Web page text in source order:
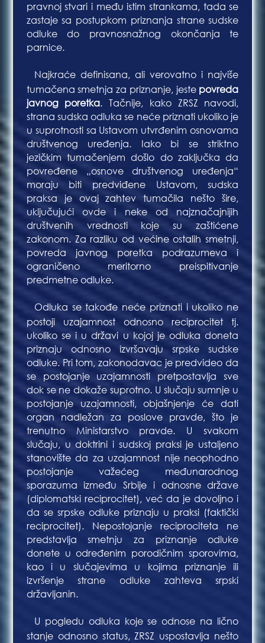
pravnoj stvari i među istim strankama, tada se
zastaje sa postupkom priznanja strane sudske
odluke do pravnosnažnog okončanja te
parnice.
Najkraće definisana, ali verovatno i najviše
tumačena smetnja za priznanje, jeste povreda
javnog poretka. Tačnije, kako ZRSZ navodi,
strana sudska odluka se neće priznati ukoliko je
u suprotnosti sa Ustavom utvrđenim osnovama
društvenog uređenja. Iako bi se striktno
jezičkim tumačenjem došlo do zaključka da
povređene „osnove društvenog uređenja“
moraju biti predviđene Ustavom, sudska
praksa je ovaj zahtev tumačila nešto šire,
uključujući ovde i neke od najznačajnijih
društvenih vrednosti koje su zaštićene
zakonom. Za razliku od većine ostalih smetnji,
povreda javnog poretka podrazumeva i
ograničeno meritorno preispitivanje
predmetne odluke.
Odluka se takođe neće priznati i ukoliko ne
postoji uzajamnost odnosno reciprocitet tj.
ukoliko se i u državi u kojoj je odluka doneta
priznaju odnosno izvršavaju srpske sudske
odluke. Pri tom, zakonodavac je predvideo da
se postojanje uzajamnosti pretpostavlja sve
dok se ne dokaže suprotno. U slučaju sumnje u
postojanje uzajamnosti, objašnjenje će dati
organ nadležan za poslove pravde, što je
trenutno Ministarstvo pravde. U svakom
slučaju, u doktrini i sudskoj praksi je ustaljeno
stanovište da za uzajamnost nije neophodno
postojanje važećeg međunarodnog
sporazuma između Srbije i odnosne države
(diplomatski reciprocitet), već da je dovoljno i
da se srpske odluke priznaju u praksi (faktički
reciprocitet). Nepostojanje reciprociteta ne
predstavlja smetnju za priznanje odluke
donete u određenim porodičnim sporovima,
kao i u slučajevima u kojima priznanje ili
izvršenje strane odluke zahteva srpski
državljanin.
U pogledu odluka koje se odnose na lično
stanje odnosno status, ZRSZ uspostavlja nešto